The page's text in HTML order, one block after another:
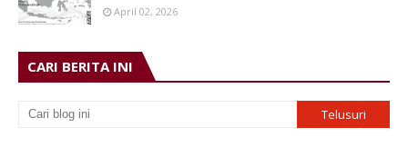
April 02, 2026
CARI BERITA INI